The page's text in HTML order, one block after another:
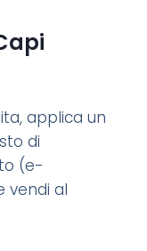
applica un
di
(e-
vendi al